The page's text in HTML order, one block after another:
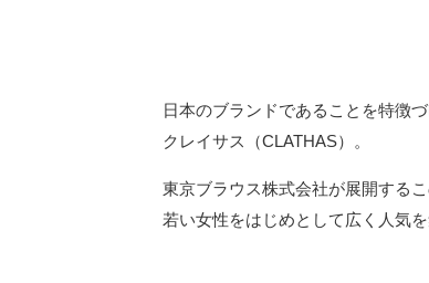
日本のブランドであることを特徴
クレイサス（CLATHAS）。
東京ブラウス株式会社が展開する
若い女性をはじめとして広く人気を